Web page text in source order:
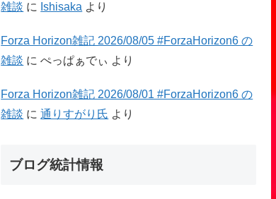
雑談 に Ishisaka より
Forza Horizon雑記 2026/08/05 #ForzaHorizon6 の
雑談 にぺっぱぁでぃ より
Forza Horizon雑記 2026/08/01 #ForzaHorizon6 の
雑談 に通りすがり氏 より
ブログ統計情報